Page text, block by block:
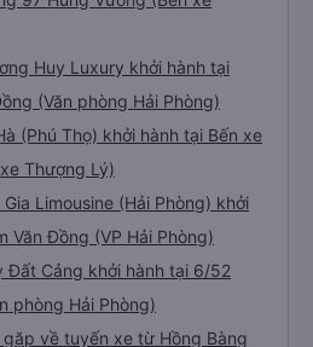
Huy Luxury khởi hành tại
(Văn phòng Hải Phòng)
(Phú Thọ) khởi hành tại Bến xe
Thượng Lý)
Limousine (Hải Phòng) khởi
Văn Đồng (VP Hải Phòng)
Đất Cảng khởi hành tại 6/52
phòng Hải Phòng)
về tuyến xe từ Hồng Bàng